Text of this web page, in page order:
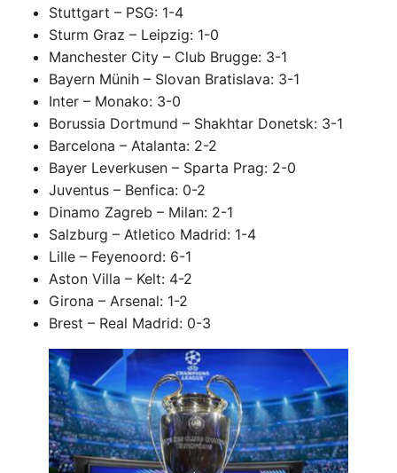
Stuttgart – PSG: 1-4
Sturm Graz – Leipzig: 1-0
Manchester City – Club Brugge: 3-1
Bayern Münih – Slovan Bratislava: 3-1
Inter – Monako: 3-0
Borussia Dortmund – Shakhtar Donetsk: 3-1
Barcelona – Atalanta: 2-2
Bayer Leverkusen – Sparta Prag: 2-0
Juventus – Benfica: 0-2
Dinamo Zagreb – Milan: 2-1
Salzburg – Atletico Madrid: 1-4
Lille – Feyenoord: 6-1
Aston Villa – Kelt: 4-2
Girona – Arsenal: 1-2
Brest – Real Madrid: 0-3